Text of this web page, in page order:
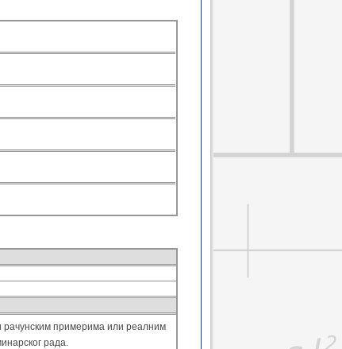
интеракција тла и об...
и публиковање рада 2
аеродромског...
пројектовања...
на животну среди...
путева осетљиво н...
композитних носача
грађевинских објеката
пречишћавања воде ...
пречишћавања отпад...
процеси у хидротех...
подацима у хидротехн...
на конструкције
утицаји на обје...
рачунским примерима или реалним
рада.